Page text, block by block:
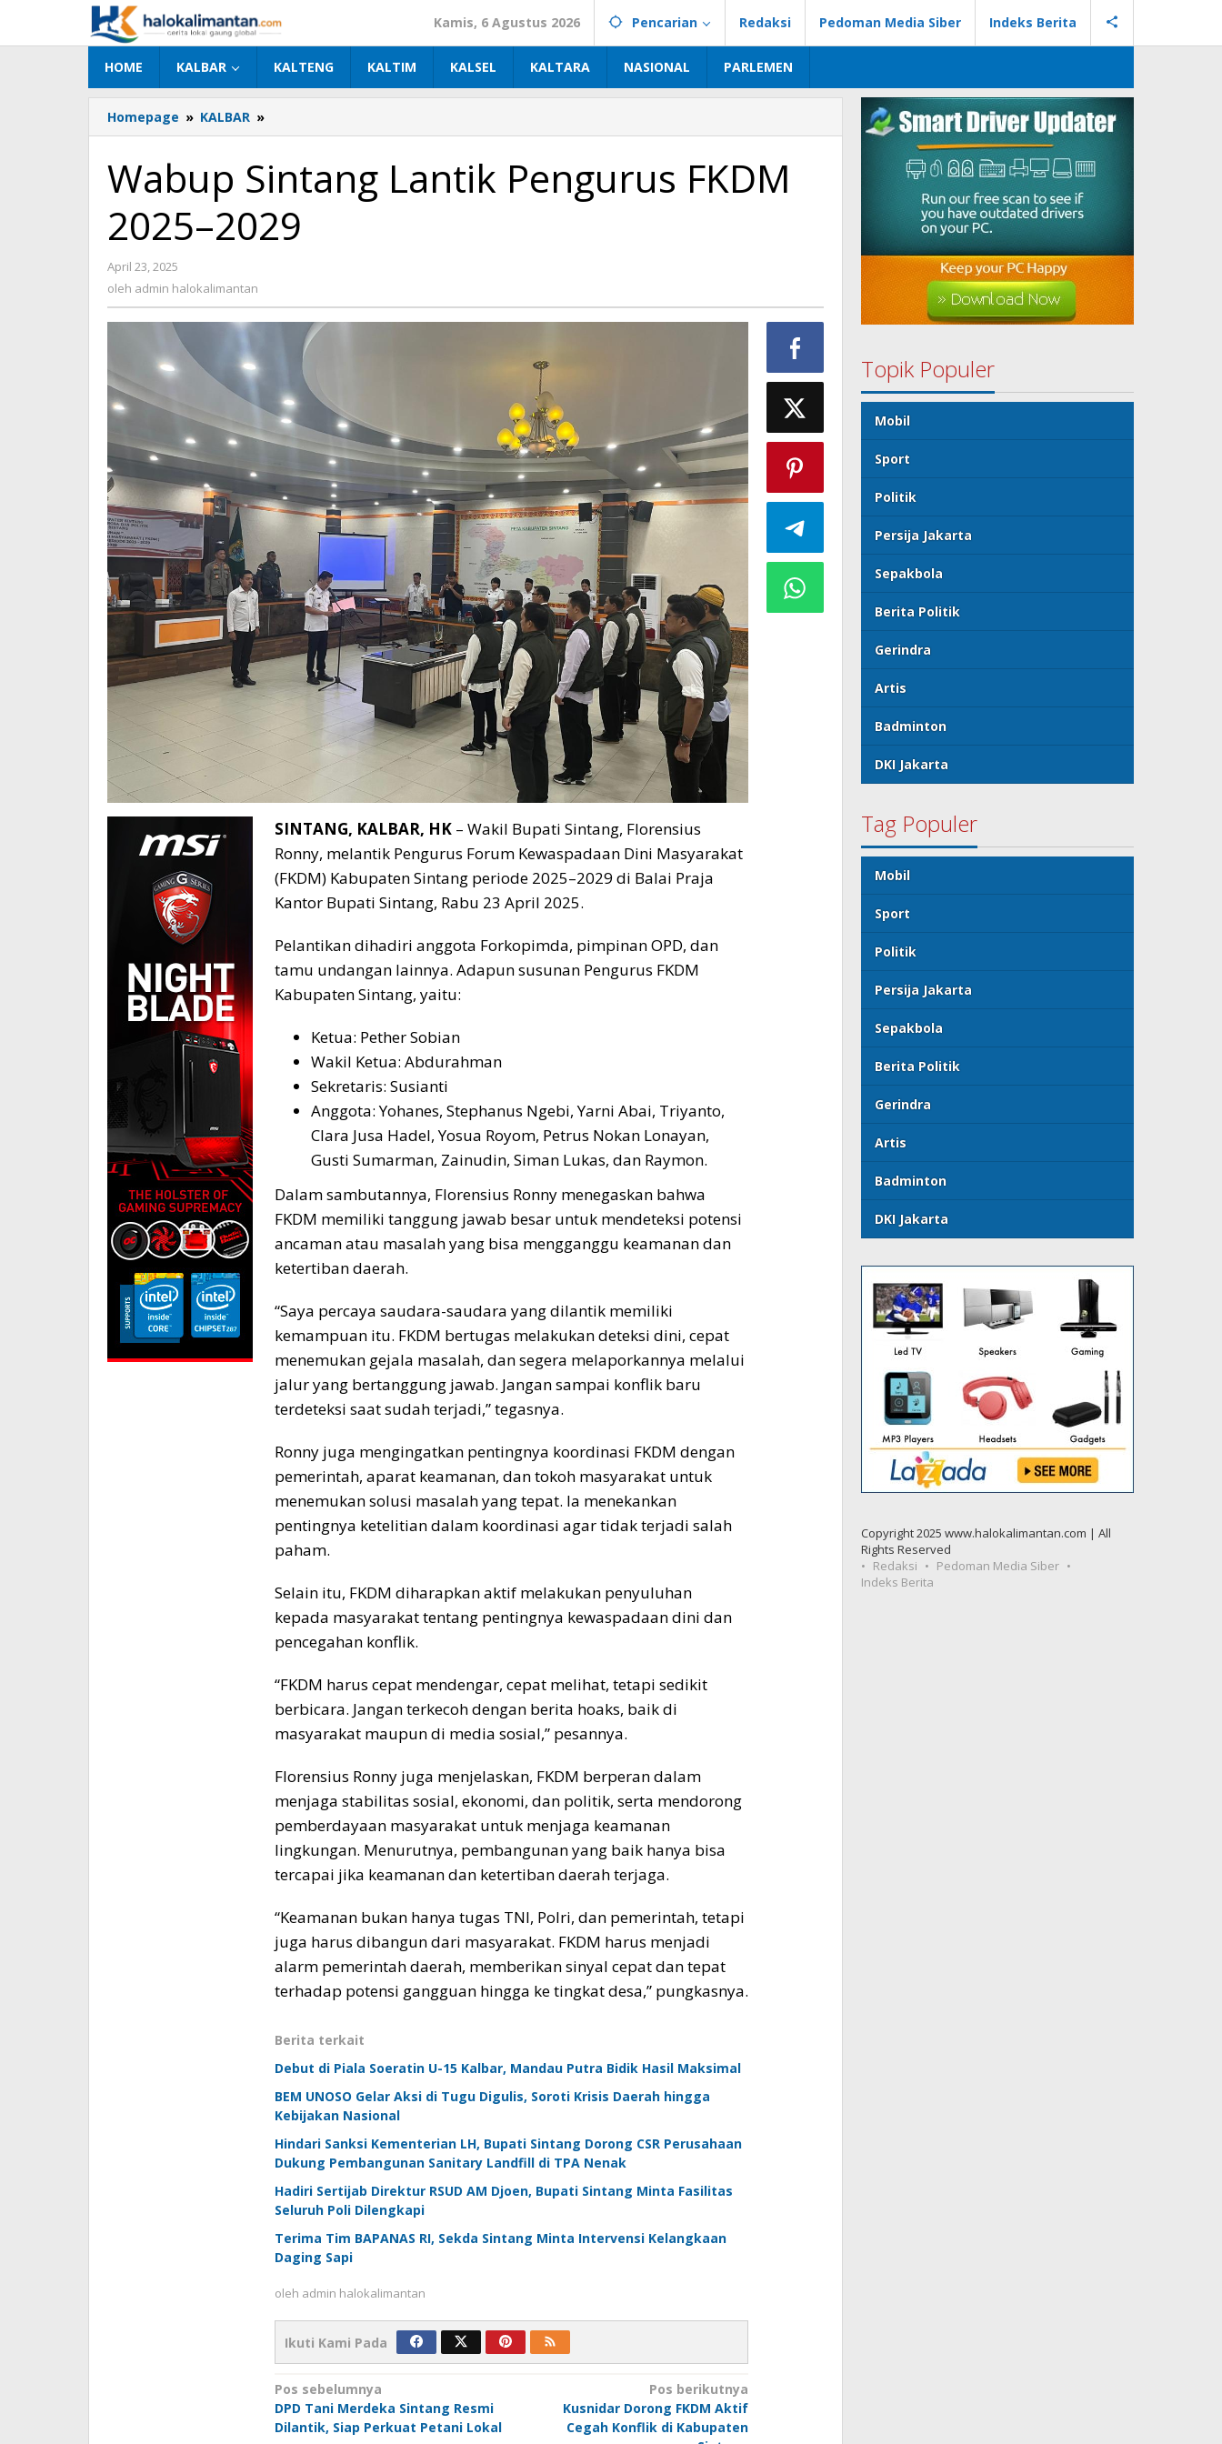
konten
Kamis, 6 Agustus 2026 Pencarian Redaksi Pedoman Media Siber Indeks Berita
HOME KALBAR KALTENG KALTIM KALSEL KALTARA NASIONAL PARLEMEN
Homepage » KALBAR »
Sintang
Pengurus
FKDM
2025–
2029
Wabup Sintang Lantik Pengurus FKDM
2025–2029
April 23, 2025
admin
oleh admin halokalimantan
SINTANG, KALBAR, HK– Wakil Bupati Sintang, Florensius
Ronny, melantik Pengurus Forum Kewaspadaan Dini Masyarakat
(FKDM) Kabupaten Sintang periode 2025–2029 di Balai Praja
Kantor Bupati Sintang, Rabu 23 April 2025.
Pelantikan dihadiri anggota Forkopimda, pimpinan OPD, dan
tamu undangan lainnya. Adapun susunan Pengurus FKDM
Kabupaten Sintang, yaitu:
Ketua: Pether Sobian
Wakil Ketua: Abdurahman
Sekretaris: Susianti
Anggota: Yohanes, Stephanus Ngebi, Yarni Abai, Triyanto,
Clara Jusa Hadel, Yosua Royom, Petrus Nokan Lonayan,
Gusti Sumarman, Zainudin, Siman Lukas, dan Raymon.
Dalam sambutannya, Florensius Ronny menegaskan bahwa
FKDM memiliki tanggung jawab besar untuk mendeteksi potensi
ancaman atau masalah yang bisa mengganggu keamanan dan
ketertiban daerah.
“Saya percaya saudara-saudara yang dilantik memiliki
kemampuan itu. FKDM bertugas melakukan deteksi dini, cepat
menemukan gejala masalah, dan segera melaporkannya melalui
jalur yang bertanggung jawab. Jangan sampai konflik baru
terdeteksi saat sudah terjadi,” tegasnya.
Ronny juga mengingatkan pentingnya koordinasi FKDM dengan
pemerintah, aparat keamanan, dan tokoh masyarakat untuk
menemukan solusi masalah yang tepat. Ia menekankan
pentingnya ketelitian dalam koordinasi agar tidak terjadi salah
paham.
Selain itu, FKDM diharapkan aktif melakukan penyuluhan
kepada masyarakat tentang pentingnya kewaspadaan dini dan
pencegahan konflik.
“FKDM harus cepat mendengar, cepat melihat, tetapi sedikit
berbicara. Jangan terkecoh dengan berita hoaks, baik di
masyarakat maupun di media sosial,” pesannya.
Florensius Ronny juga menjelaskan, FKDM berperan dalam
menjaga stabilitas sosial, ekonomi, dan politik, serta mendorong
pemberdayaan masyarakat untuk menjaga keamanan
lingkungan. Menurutnya, pembangunan yang baik hanya bisa
tercapai jika keamanan dan ketertiban daerah terjaga.
“Keamanan bukan hanya tugas TNI, Polri, dan pemerintah, tetapi
juga harus dibangun dari masyarakat. FKDM harus menjadi
alarm pemerintah daerah, memberikan sinyal cepat dan tepat
terhadap potensi gangguan hingga ke tingkat desa,” pungkasnya.
Berita terkait
Debut di Piala Soeratin U-15 Kalbar, Mandau Putra Bidik Hasil Maksimal
BEM UNOSO Gelar Aksi di Tugu Digulis, Soroti Krisis Daerah hingga
Kebijakan Nasional
Hindari Sanksi Kementerian LH, Bupati Sintang Dorong CSR Perusahaan
Dukung Pembangunan Sanitary Landfill di TPA Nenak
Hadiri Sertijab Direktur RSUD AM Djoen, Bupati Sintang Minta Fasilitas
Seluruh Poli Dilengkapi
Terima Tim BAPANAS RI, Sekda Sintang Minta Intervensi Kelangkaan
Daging Sapi
oleh admin halokalimantan
Ikuti Kami Pada
Navigasi
pos
Pos sebelumnya
DPD Tani Merdeka Sintang Resmi
Dilantik, Siap Perkuat Petani Lokal
Pos berikutnya
Kusnidar Dorong FKDM Aktif
Cegah Konflik di Kabupaten
Topik Populer
Mobil
Sport
Politik
Persija Jakarta
Sepakbola
Berita Politik
Gerindra
Artis
Badminton
DKI Jakarta
Tag Populer
Mobil
Sport
Politik
Persija Jakarta
Sepakbola
Berita Politik
Gerindra
Artis
Badminton
DKI Jakarta
Copyright 2025 www.halokalimantan.com | All
Rights Reserved
Redaksi
Pedoman Media Siber
Indeks Berita